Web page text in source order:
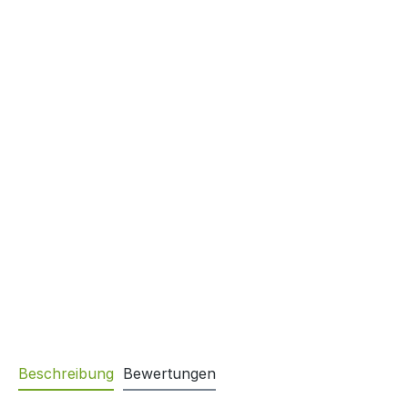
Beschreibung Bewertungen